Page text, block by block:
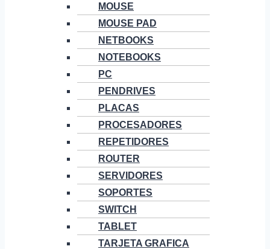
MOUSE
MOUSE PAD
NETBOOKS
NOTEBOOKS
PC
PENDRIVES
PLACAS
PROCESADORES
REPETIDORES
ROUTER
SERVIDORES
SOPORTES
SWITCH
TABLET
TARJETA GRAFICA